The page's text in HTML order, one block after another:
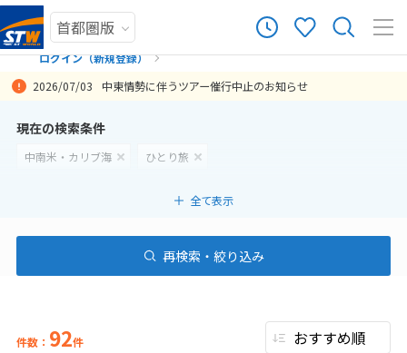
ログイン（新規登録）
まだ登録がありません
2026/07/03 中東情勢に伴うツアー催行中止のお知らせ
現在の検索条件
中南米・カリブ海 ひとり旅
全て表示
再検索・絞り込み
件数： 92件